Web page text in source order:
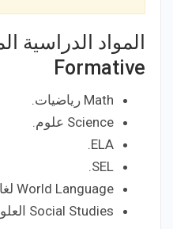
المواد الدراسية
Formative
Math رياضيات.
Science علوم.
ELA.
SEL.
World Language لغات العالم.
Social Studies العلوم الإجتماعية.